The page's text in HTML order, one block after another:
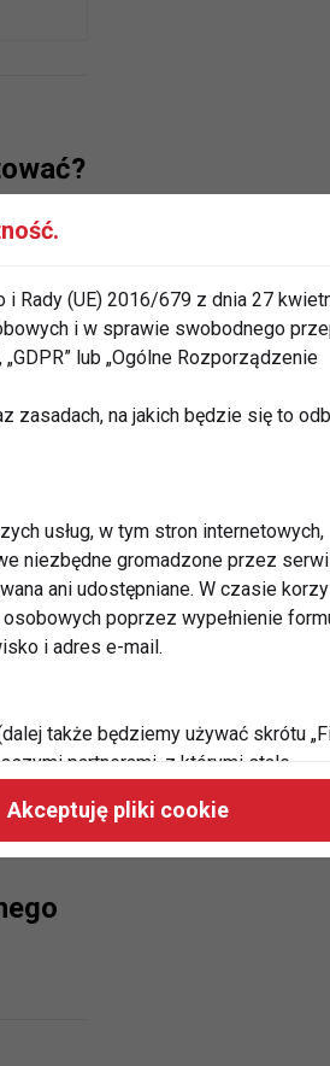
Rady (UE) 2016/679 z dnia 27
i w sprawie swobodnego
lub „Ogólne Rozporządzenie
zasadach, na jakich będzie się to
usług, w tym stron internetowych,
niezbędne gromadzone przez
ani udostępniane. W czasie
poprzez wypełnienie
i adres e-mail.
także będziemy używać skrótu
partnerami, z którymi stale
do Twoich zainteresowań oraz do
czy nadużycia,
Akceptuję pliki cookie